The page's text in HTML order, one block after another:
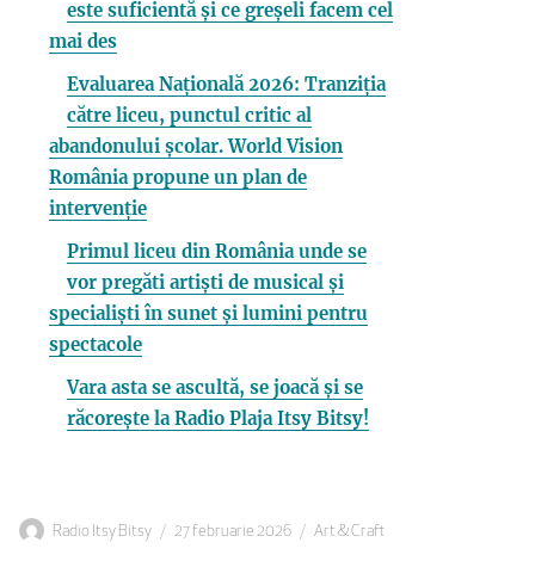
este suficientă și ce greșeli facem cel
mai des
Evaluarea Națională 2026: Tranziția
către liceu, punctul critic al
abandonului școlar. World Vision
România propune un plan de
intervenție
Primul liceu din România unde se
vor pregăti artiști de musical și
specialiști în sunet și lumini pentru
spectacole
Vara asta se ascultă, se joacă și se
răcorește la Radio Plaja Itsy Bitsy!
Autor
Radio Itsy Bitsy
Publicat
27 februarie 2026 Categorii
Art & Craft